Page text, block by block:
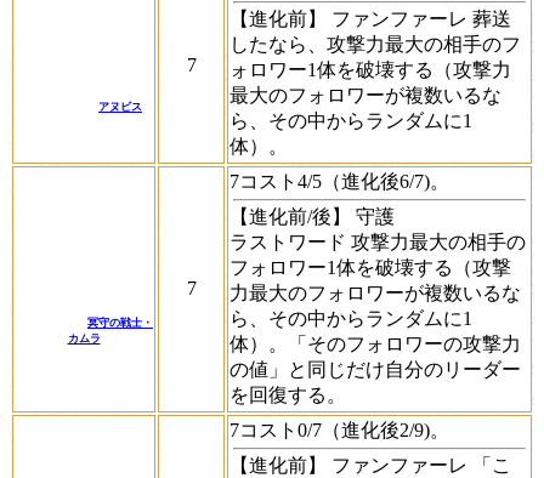
アヌビス
7
【進化前】 ファンファーレ 葬送
したなら、攻撃力最大の相手のフ
ォロワー1体を破壊する（攻撃力
最大のフォロワーが複数いるな
ら、その中からランダムに1
体）。
冥守の戦士・
カムラ
7
7コスト4/5（進化後6/7)。
【進化前/後】 守護
ラストワード 攻撃力最大の相手の
フォロワー1体を破壊する（攻撃
力最大のフォロワーが複数いるな
ら、その中からランダムに1
体）。「そのフォロワーの攻撃力
の値」と同じだけ自分のリーダー
を回復する。
7コスト0/7（進化後2/9)。
【進化前】 ファンファーレ
「こ